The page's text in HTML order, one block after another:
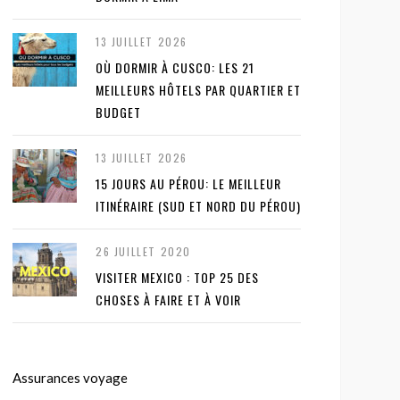
13 JUILLET 2026
OÙ DORMIR À CUSCO: LES 21
MEILLEURS HÔTELS PAR QUARTIER ET
BUDGET
13 JUILLET 2026
15 JOURS AU PÉROU: LE MEILLEUR
ITINÉRAIRE (SUD ET NORD DU PÉROU)
26 JUILLET 2020
VISITER MEXICO : TOP 25 DES
CHOSES À FAIRE ET À VOIR
Assurances voyage